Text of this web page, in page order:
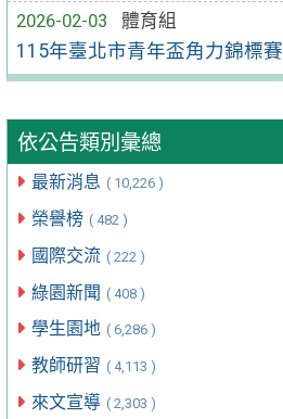
2026-02-03
體育組
115年臺北市青年盃角力錦標賽
依公告類別彙總
最新消息 ( 10,226 )
榮譽榜 ( 482 )
國際交流 ( 222 )
綠園新聞 ( 408 )
學生園地 ( 6,286 )
教師研習 ( 4,113 )
來文宣導 ( 2,303 )